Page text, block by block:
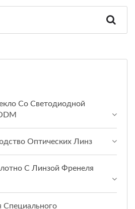
Со Светодиодной
Оптических Линз
С Линзой Френеля